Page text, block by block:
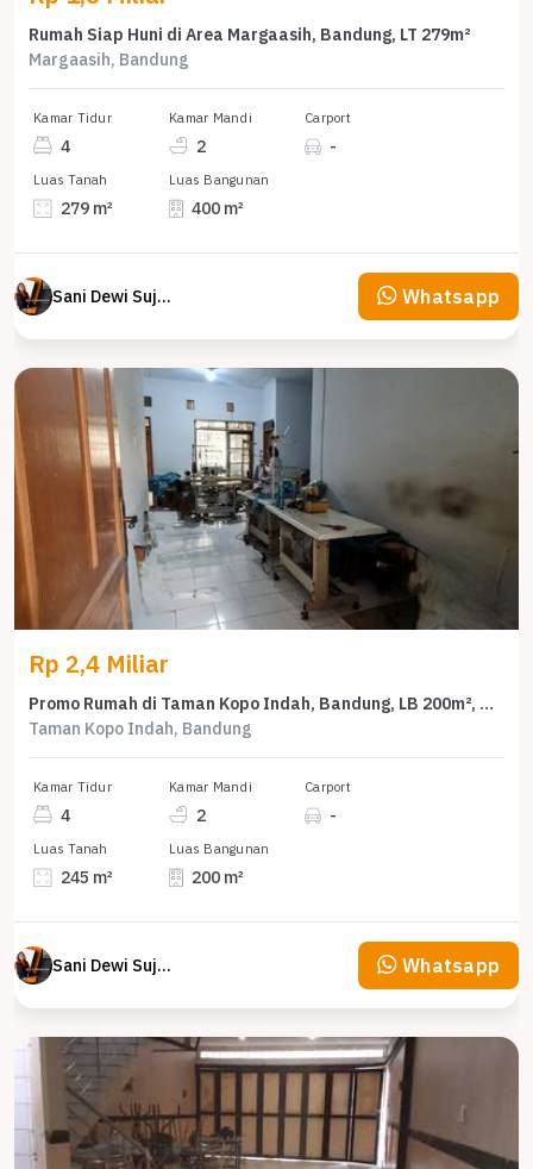
Rumah Siap Huni di Area Margaasih, Bandung, LT 279m²
Margaasih, Bandung
Kamar Tidur
4
Kamar Mandi
2
Carport
-
Luas Tanah
279 m²
Luas Bangunan
400 m²
Sani Dewi Sujono Whatsapp
Rp 2,4 Miliar
Promo Rumah di Taman Kopo Indah, Bandung, LB 200m², Harga 2,4 Miliar
Taman Kopo Indah, Bandung
Kamar Tidur
4
Kamar Mandi
2
Carport
-
Luas Tanah
245 m²
Luas Bangunan
200 m²
Sani Dewi Sujono Whatsapp